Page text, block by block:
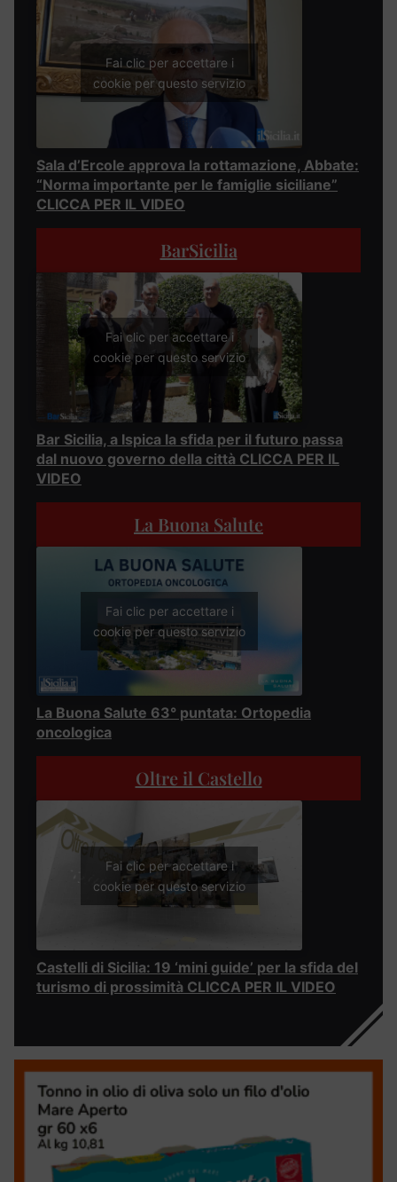
Fai clic per accettare i
cookie per questo servizio
Sala d’Ercole approva la rottamazione, Abbate:
“Norma importante per le famiglie siciliane”
CLICCA PER IL VIDEO
BarSicilia
Fai clic per accettare i
cookie per questo servizio
Bar Sicilia, a Ispica la sfida per il futuro passa
dal nuovo governo della città CLICCA PER IL
VIDEO
La Buona Salute
Fai clic per accettare i
cookie per questo servizio
La Buona Salute 63° puntata: Ortopedia
oncologica
Oltre il Castello
Fai clic per accettare i
cookie per questo servizio
Castelli di Sicilia: 19 ‘mini guide’ per la sfida del
turismo di prossimità CLICCA PER IL VIDEO